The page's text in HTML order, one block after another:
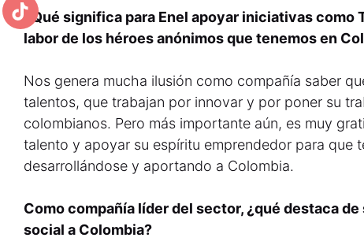
¿Qué significa para Enel apoyar iniciativas como
labor de los héroes anónimos que tenemos en
Nos genera mucha ilusión como compañía saber
talentos, que trabajan por innovar y por poner su
colombianos. Pero más importante aún, es muy
talento y apoyar su espíritu emprendedor para que
desarrollándose y aportando a Colombia.
Como compañía líder del sector, ¿qué destaca
social a Colombia?